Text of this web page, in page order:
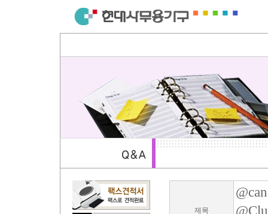
제목